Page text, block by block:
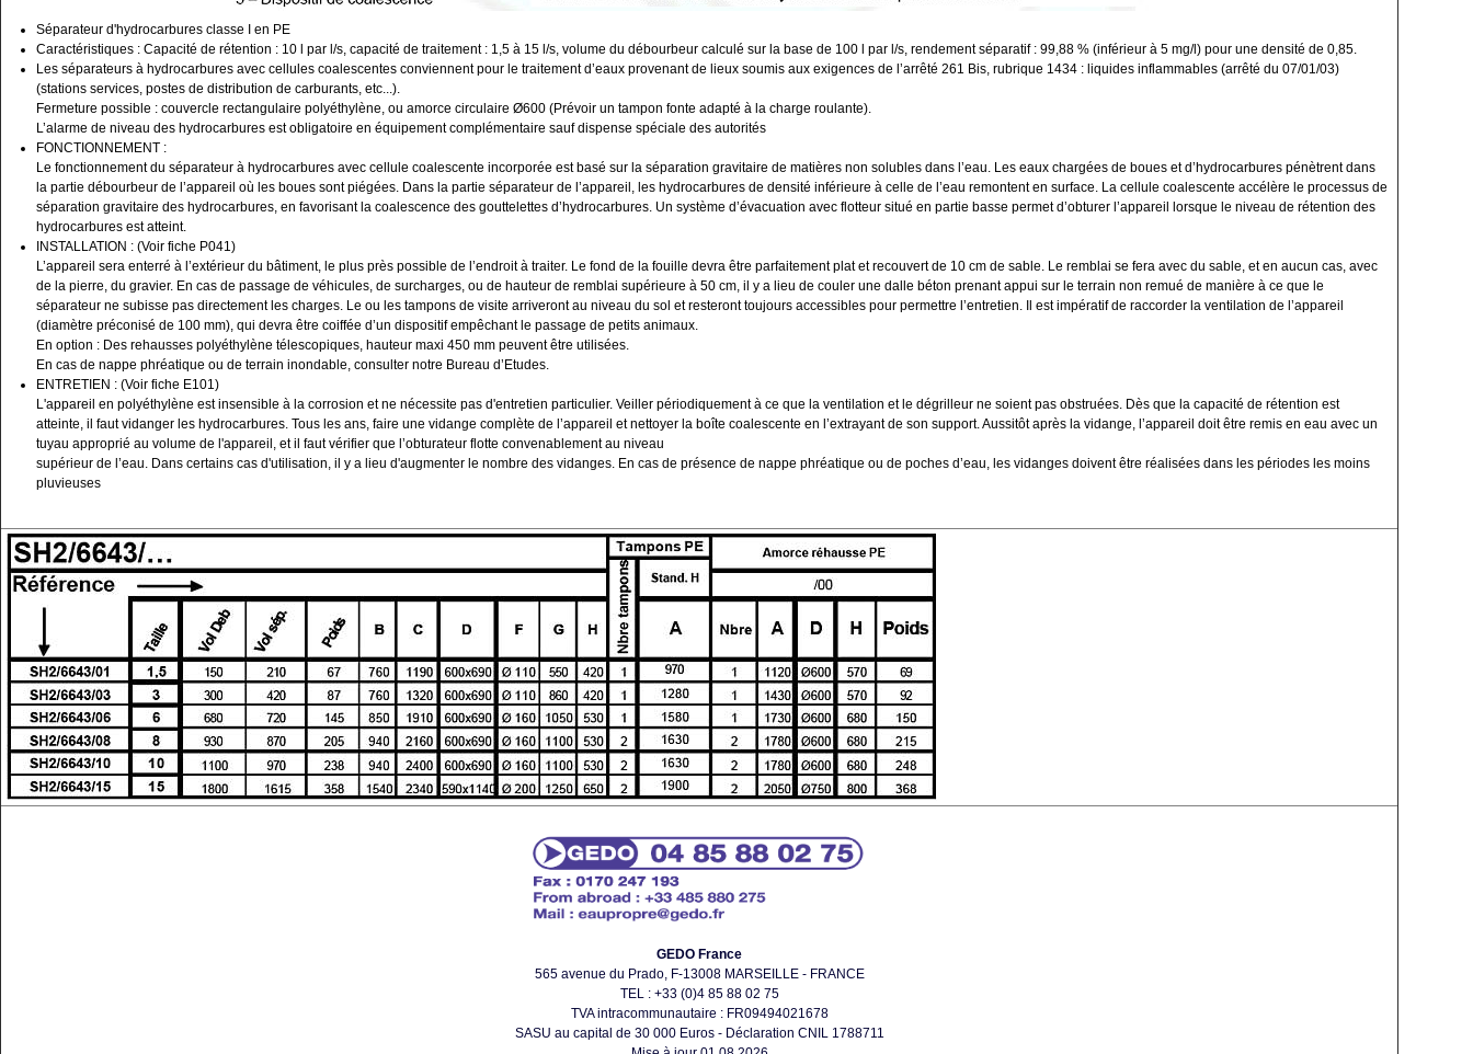
Séparateur d'hydrocarbures classe I en PE
Caractéristiques : Capacité de rétention : 10 l par l/s, capacité de traitement : 1,5 à 15 l/s, volume du débourbeur calculé sur la base de 100 l par l/s, rendement séparatif : 99,88 % (inférieur à 5 mg/l) pour une densité de 0,85.
Les séparateurs à hydrocarbures avec cellules coalescentes conviennent pour le traitement d’eaux provenant de lieux soumis aux exigences de l’arrêté 261 Bis, rubrique 1434 : liquides inflammables (arrêté du 07/01/03)
(stations services, postes de distribution de carburants, etc...).
Fermeture possible : couvercle rectangulaire polyéthylène, ou amorce circulaire Ø600 (Prévoir un tampon fonte adapté à la charge roulante).
L’alarme de niveau des hydrocarbures est obligatoire en équipement complémentaire sauf dispense spéciale des autorités
FONCTIONNEMENT :
Le fonctionnement du séparateur à hydrocarbures avec cellule coalescente incorporée est basé sur la séparation gravitaire de matières non solubles dans l’eau. Les eaux chargées de boues et d’hydrocarbures pénètrent dans
la partie débourbeur de l’appareil où les boues sont piégées. Dans la partie séparateur de l’appareil, les hydrocarbures de densité inférieure à celle de l’eau remontent en surface. La cellule coalescente accélère le processus de
séparation gravitaire des hydrocarbures, en favorisant la coalescence des gouttelettes d’hydrocarbures. Un système d’évacuation avec flotteur situé en partie basse permet d’obturer l’appareil lorsque le niveau de rétention des
hydrocarbures est atteint.
INSTALLATION : (Voir fiche P041)
L’appareil sera enterré à l’extérieur du bâtiment, le plus près possible de l’endroit à traiter. Le fond de la fouille devra être parfaitement plat et recouvert de 10 cm de sable. Le remblai se fera avec du sable, et en aucun cas, avec
de la pierre, du gravier. En cas de passage de véhicules, de surcharges, ou de hauteur de remblai supérieure à 50 cm, il y a lieu de couler une dalle béton prenant appui sur le terrain non remué de manière à ce que le
séparateur ne subisse pas directement les charges. Le ou les tampons de visite arriveront au niveau du sol et resteront toujours accessibles pour permettre l’entretien. Il est impératif de raccorder la ventilation de l’appareil
(diamètre préconisé de 100 mm), qui devra être coiffée d’un dispositif empêchant le passage de petits animaux.
En option : Des rehausses polyéthylène télescopiques, hauteur maxi 450 mm peuvent être utilisées.
En cas de nappe phréatique ou de terrain inondable, consulter notre Bureau d’Etudes.
ENTRETIEN : (Voir fiche E101)
L'appareil en polyéthylène est insensible à la corrosion et ne nécessite pas d'entretien particulier. Veiller périodiquement à ce que la ventilation et le dégrilleur ne soient pas obstruées. Dès que la capacité de rétention est
atteinte, il faut vidanger les hydrocarbures. Tous les ans, faire une vidange complète de l’appareil et nettoyer la boîte coalescente en l’extrayant de son support. Aussitôt après la vidange, l’appareil doit être remis en eau avec un
tuyau approprié au volume de l'appareil, et il faut vérifier que l’obturateur flotte convenablement au niveau
supérieur de l’eau. Dans certains cas d'utilisation, il y a lieu d'augmenter le nombre des vidanges. En cas de présence de nappe phréatique ou de poches d’eau, les vidanges doivent être réalisées dans les périodes les moins
pluvieuses
GEDO France
565 avenue du Prado, F-13008 MARSEILLE - FRANCE
TEL : +33 (0)4 85 88 02 75
TVA intracommunautaire : FR09494021678
SASU au capital de 30 000 Euros - Déclaration CNIL 1788711